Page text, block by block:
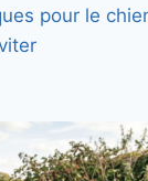
pour le